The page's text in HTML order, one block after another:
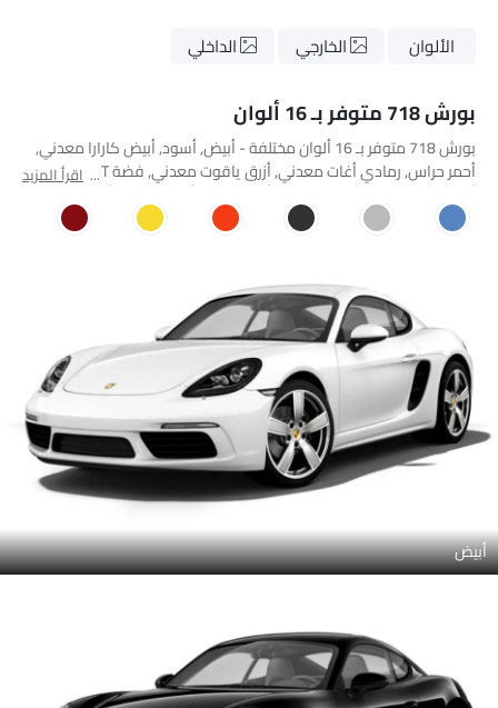
الألوان الخارجي الداخلي
بورش 718 متوفر بـ 16 ألوان
بورش 718 متوفر بـ 16 ألوان مختلفة - أبيض, أسود, أبيض كارارا معدني,
أحمر حراس, رمادي أغات معدني, أزرق ياقوت معدني, فضة GT معدنية,
أسود طائرة معدني, برتقالي لافا, أصفر سباق, أحمر كارمين, أزرق داكن
معدني, فضة روديم معدنية, أزرق جرافيت, Miami Blue, Crayon.
اقرأ المزيد
أبيض